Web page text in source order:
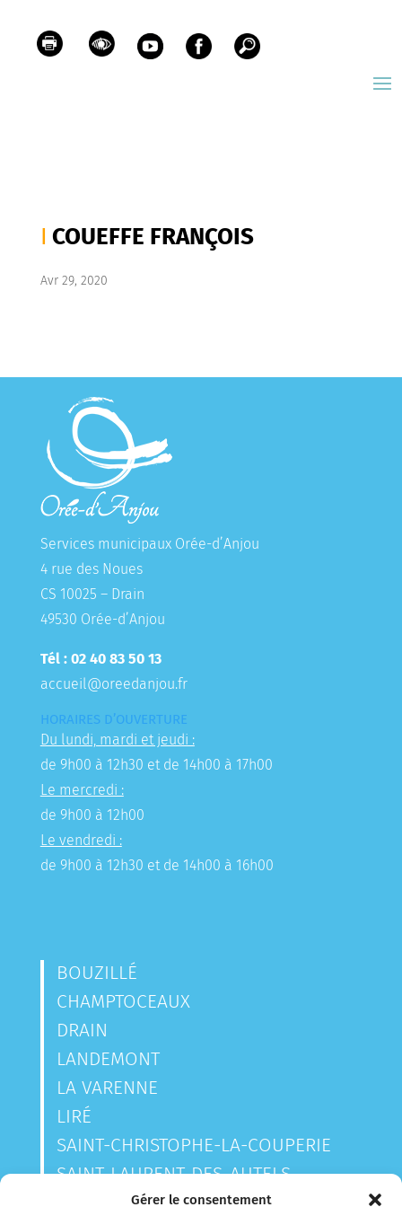
Gérer le consentement
COUEFFE FRANÇOIS
Avr 29, 2020
Services municipaux Orée-d’Anjou
4 rue des Noues
CS 10025 – Drain
49530 Orée-d’Anjou
Tél : 02 40 83 50 13
accueil@oreedanjou.fr
HORAIRES D’OUVERTURE
Du lundi, mardi et jeudi :
de 9h00 à 12h30 et de 14h00 à 17h00
Le mercredi :
de 9h00 à 12h00
Le vendredi :
de 9h00 à 12h30 et de 14h00 à 16h00
BOUZILLÉ
CHAMPTOCEAUX
DRAIN
LANDEMONT
LA VARENNE
LIRÉ
SAINT-CHRISTOPHE-LA-COUPERIE
SAINT-LAURENT-DES-AUTELS
SAINT-SAUVEUR-DE-LANDEMONT